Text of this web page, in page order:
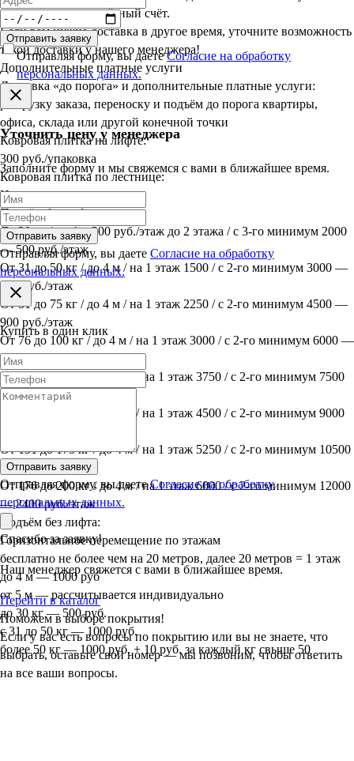
оплаты на наш расчётный счёт.
Если вам нужна доставка в другое время, уточните возможность
такой доставки у нашего менеджера!
Дополнительные платные услуги
Доставка «до порога» и дополнительные платные услуги:
разгрузку заказа, переноску и подъём до порога квартиры,
офиса, склада или другой конечной точки
Ковровая плитка на лифте:
300 руб./упаковка
Ковровая плитка по лестнице:
Индивидуально
Подъём без лифта:
До 30 кг / до 4 м 300 руб./этаж до 2 этажа / с 3-го минимум 2000
— 500 руб./этаж
От 31 до 50 кг / до 4 м / на 1 этаж 1500 / с 2-го минимум 3000 —
600 руб./этаж
От 51 до 75 кг / до 4 м / на 1 этаж 2250 / с 2-го минимум 4500 —
900 руб./этаж
От 76 до 100 кг / до 4 м / на 1 этаж 3000 / с 2-го минимум 6000 —
1200 руб./этаж
От 101 до 125 кг / до 4 м / на 1 этаж 3750 / с 2-го минимум 7500
— 1500 руб./этаж
От 126 до 150 кг / до 4 м / на 1 этаж 4500 / с 2-го минимум 9000
От 151 до 175 кг / до 4 м / на 1 этаж 5250 / с 2-го минимум 10500
— 2100 руб./этаж
От 176 до 200 кг / до 4 м / на 1 этаж 6000 / с 2-го минимум 12000
— 2400 руб./этаж
Подъём без лифта:
Горизонтальное перемещение по этажам
бесплатно не более чем на 20 метров, далее 20 метров = 1 этаж
до 4 м — 1000 руб
от 5 м — рассчитывается индивидуально
до 30 кг — 500 руб.
с 31 до 50 кг — 1000 руб.
более 50 кг — 1000 руб. + 10 руб. за каждый кг свыше 50
Отправить заявку
Отправляя форму, вы даетеСогласие на обработку
персональных данных.
Уточнить цену у менеджера
Заполните форму и мы свяжемся с вами в ближайшее время.
Отправить заявку
Отправляя форму, вы даете Согласие на обработку
персональных данных.
Купить в один клик
Отправить заявку
Отправляя форму, вы даетеСогласие на обработку
персональных данных.
Спасибо за заявку!
Наш менеджер свяжется с вами в ближайшее время.
Перейти в каталог
Поможем в выборе покрытия!
Если у вас есть вопросы по покрытию или вы не знаете, что
выбрать, оставьте свой номер — мы позвоним, чтобы ответить
на все ваши вопросы.